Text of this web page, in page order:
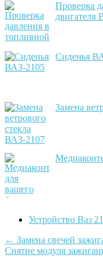
Проверка
двигателя
Сиденья
Замена
Устройство Ваз
Post
navigation
← Замена свечей
Снятие модуля